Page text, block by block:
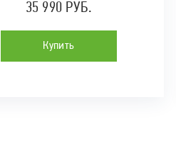
35 990 РУБ.
Купить